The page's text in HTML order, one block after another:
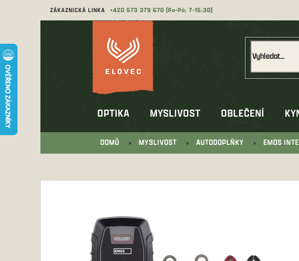
ZÁKAZNICKÁ LINKA 573 379 670
OPTIKA MYSLIVOST OBLEČENÍ
DOMŮ MYSLIVOST AUTODOPLŇKY EMOS